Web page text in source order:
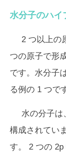
水分子のハイ
2 つ以上の
つの原子で形
です。水分子
る例の 1 つで
水の分子は
構成されてい
す。 2 つの